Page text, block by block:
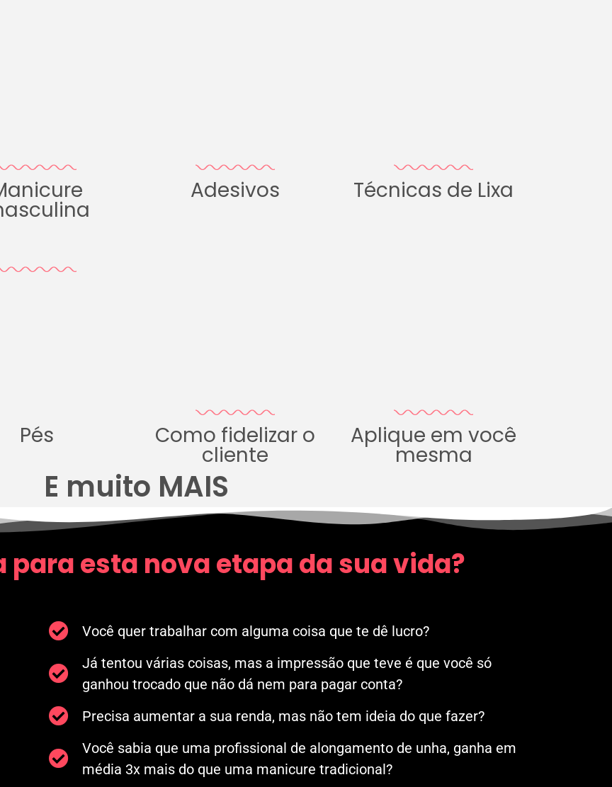
Adesivos Técnicas de Lixa
Pés Como fidelizar o
cliente
Aplique em você
mesma
E muito MAIS
para esta nova etapa da sua vida?
Você quer trabalhar com alguma coisa que te dê lucro?
Já tentou várias coisas, mas a impressão que teve é que você só
ganhou trocado que não dá nem para pagar conta?
Precisa aumentar a sua renda, mas não tem ideia do que fazer?
Você sabia que uma profissional de alongamento de unha, ganha em
média 3x mais do que uma manicure tradicional?